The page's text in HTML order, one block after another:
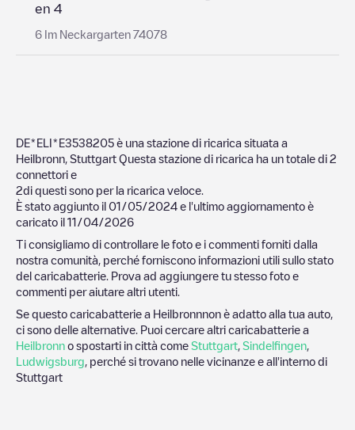
en 4
6 Im Neckargarten 74078
DE*ELI*E3538205 è una stazione di ricarica situata a
Heilbronn Stuttgart Questa stazione di ricarica ha un totale di 2
connettori e
2di questi sono per la ricarica veloce.
È stato aggiunto il 01/05/2024 e l'ultimo aggiornamento è
caricato il 11/04/2026
Ti consigliamo di controllare le foto e i commenti forniti dalla
nostra comunità, perché forniscono informazioni utili sullo stato
del caricabatterie. Prova ad aggiungere tu stesso foto e
commenti per aiutare altri utenti.
Se questo caricabatterie a Heilbronnnon è adatto alla tua auto,
ci sono delle alternative. Puoi cercare altri caricabatterie a
Heilbronn o spostarti in città come Stuttgart Sindelfingen
Ludwigsburg , perché si trovano nelle vicinanze e all'interno di
Stuttgart